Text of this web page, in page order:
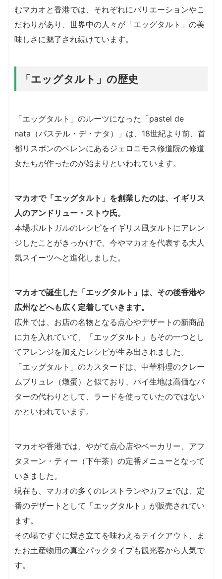
むマカオと香港では、それぞれにバリエーションやこ
だわりがあり、世界中の人々が「エッグタルト」の美
味しさに魅了され続けています。
「エッグタルト」の歴史
「エッグタルト」のルーツになった「pastel de
nata（パステル・デ・ナタ）」は、18世紀より前、首
都リスボンのベレンにあるジェロニモス修道院の修道
女たちが作ったのが始まりといわれています。
マカオで「エッグタルト」を創業したのは、イギリス
人のアンドリュー・ストウ氏。
本場ポルトガルのレシピをイギリス風タルトにアレン
ジしたことがきっかけで、今やマカオを代表する大人
気スイーツへと進化しました。
マカオで誕生した「エッグタルト」は、その後香港や
広州などへも広く定着していきます。
広州では、お店の名物となる点心やデザートの新商品
に力を入れていて、「エッグタルト」もその一つとし
てアレンジを加えたレシピが生み出されました。
「エッグタルト」のカスタードは、中華料理のクレー
ムブリュレ（燉蛋）と似ており、パイ生地は高価なバ
ターの代わりとして、ラードを使っていたのではない
かといわれています。
マカオや香港では、やがて点心店やベーカリー、アフ
タヌーン・ティー（下午茶）の定番メニューとなって
いきました。
現在も、マカオの多くのレストランやカフェでは、定
番のデザートとして「エッグタルト」が販売されてい
ます。
その場ですぐに焼き立てを味わえるテイクアウト、ま
たお土産物用の真空パックタイプも観光客から人気で
す。